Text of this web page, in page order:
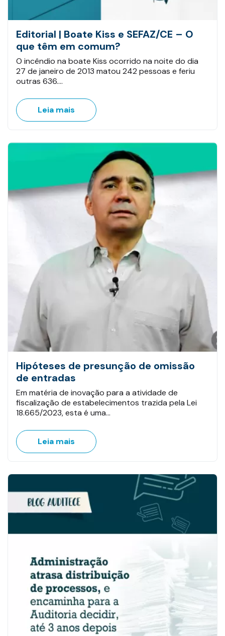
Editorial | Boate Kiss e SEFAZ/CE – O
que têm em comum?
O incêndio na boate Kiss ocorrido na noite do dia
27 de janeiro de 2013 matou 242 pessoas e feriu
outras 636.…
Leia mais
Hipóteses de presunção de omissão
de entradas
Em matéria de inovação para a atividade de
fiscalização de estabelecimentos trazida pela Lei
18.665/2023, esta é uma…
Leia mais